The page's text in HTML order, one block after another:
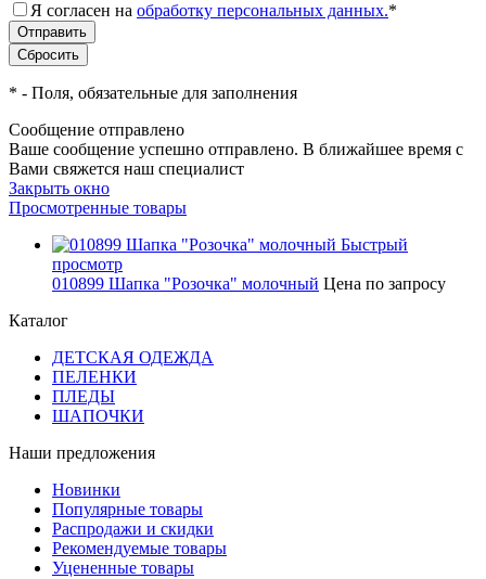
Я согласен на обработку персональных данных.*
* - Поля, обязательные для заполнения
Сообщение отправлено
Ваше сообщение успешно отправлено. В ближайшее время с
Вами свяжется наш специалист
Закрыть окно
Просмотренные товары
Быстрый
просмотр
010899 Шапка "Розочка" молочный Цена по запросу
Каталог
ДЕТСКАЯ ОДЕЖДА
ПЕЛЕНКИ
ПЛЕДЫ
ШАПОЧКИ
Наши предложения
Новинки
Популярные товары
Распродажи и скидки
Рекомендуемые товары
Уцененные товары